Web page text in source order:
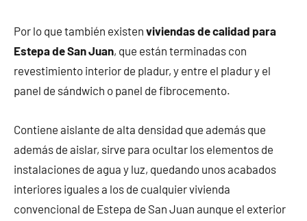
Por lo que también existen viviendas de calidad para
Estepa de San Juan, que están terminadas con
revestimiento interior de pladur, y entre el pladur y el
panel de sándwich o panel de fibrocemento.
Contiene aislante de alta densidad que además que
además de aislar, sirve para ocultar los elementos de
instalaciones de agua y luz, quedando unos acabados
interiores iguales a los de cualquier vivienda
convencional de Estepa de San Juan aunque el exterior